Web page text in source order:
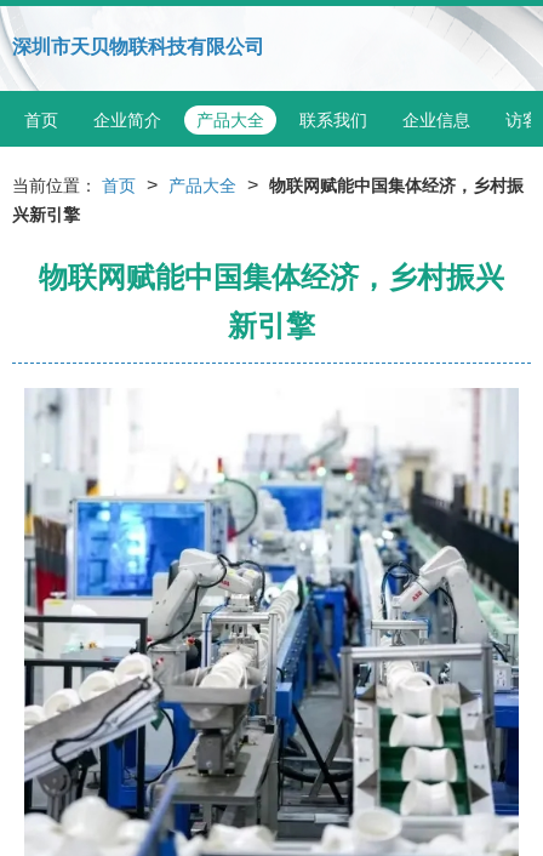
深圳市天贝物联科技有限公司
首页 企业简介 产品大全 联系我们 企业信息 访客
当前位置： 首页 > 产品大全 > 物联网赋能中国集体经济，乡村振
兴新引擎
物联网赋能中国集体经济，乡村振兴
新引擎